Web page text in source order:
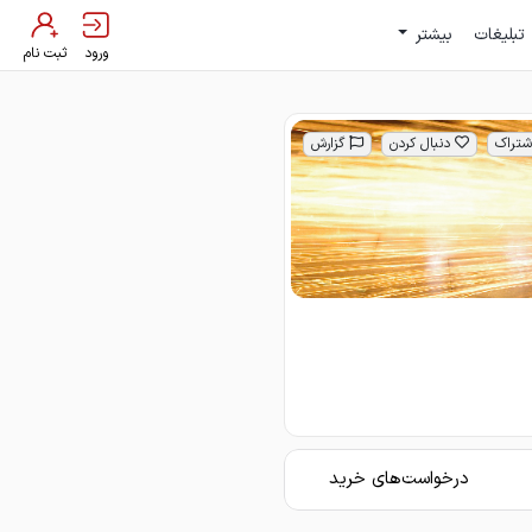
تبلیغات بیشتر
ورود ثبت نام
دنبال کردن گزارش
درخواست‌های خرید